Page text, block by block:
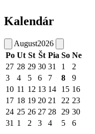
Kalendár
August2026
Po Ut St Št Pia So Ne
27 28 29 30 31 1
2
3
4 5 6 7 8
9
10 11 12 13 14 15 16
17 18 19 20 21 22 23
24 25 26 27 28 29 30
31 1 2 3 4 5 6